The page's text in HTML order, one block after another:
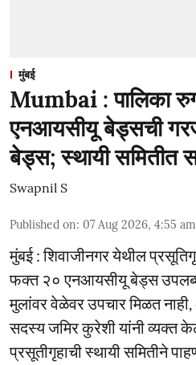
मुंबई
Mumbai : पालिका
एनआयसीयू बेड्सची
बेड्स; स्थायी समितीत
Swapnil S
Published on: 07 Aug 2026, 4:55 am
मुंबई : शिवाजीनगर येथील
फक्त २० एनआयसीयू बेड्स
मुलांवर वेळेवर उपचार मिळत
सदस्य जमिर कुरेशी यांनी व्यक्त
प्रसूतीगृहाची स्थायी समितीने